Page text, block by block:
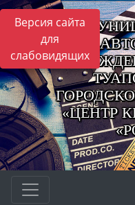
Версия сайта
для
слабовидящих
«ЦЕНТР